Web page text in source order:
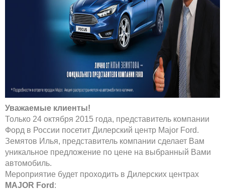
Уважаемые клиенты!
Только 24 октября 2015 года, представитель компании
Форд в России посетит Дилерский центр Major Ford.
Земятов Илья, представитель компании сделает Вам
уникальное предложение по цене на выбранный Вами
автомобиль.
Мероприятие будет проходить в Дилерских центрах
MAJOR Ford :